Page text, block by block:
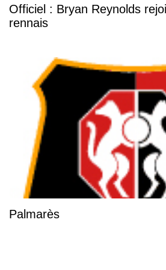
Officiel : Bryan Reynolds
rennais
Palmarès